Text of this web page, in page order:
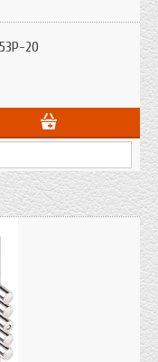
трубу для калитки.
20